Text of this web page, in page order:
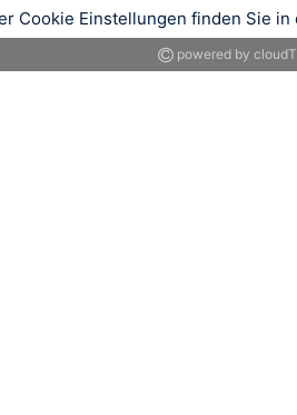
Cookie Einstellungen finden Sie
powered by